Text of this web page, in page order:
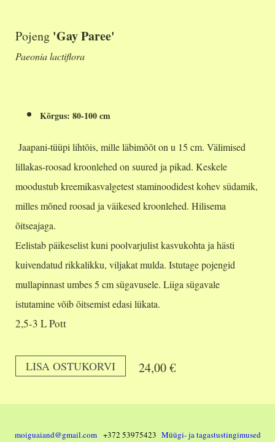
Pojeng 'Gay Paree'
Paeonia lactiflora
Kõrgus: 80-100 cm
Jaapani-tüüpi lihtõis, mille läbimõõt on u 15 cm. Välimised
lillakas-roosad kroonlehed on suured ja pikad. Keskele
moodustub kreemikasvalgetest staminoodidest kohev südamik,
milles mõned roosad ja väikesed kroonlehed. Hilisema
õitseajaga.
Eelistab päikeselist kuni poolvarjulist kasvukohta ja hästi
kuivendatud rikkalikku, viljakat mulda. Istutage pojengid
mullapinnast umbes 5 cm sügavusele. Liiga sügavale
istutamine võib õitsemist edasi lükata.
2,5-3 L Pott
LISA OSTUKORVI 24,00 €
moiguaiand@gmail.com +372 53975423 Müügi- ja tagastustingimused